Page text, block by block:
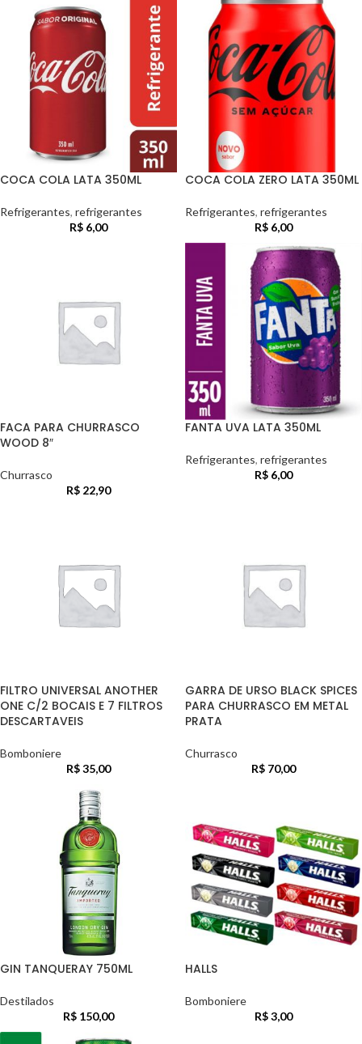
COCA COLA LATA 350ML
Refrigerantes, refrigerantes
R$ 6,00
COCA COLA ZERO LATA 350ML
Refrigerantes, refrigerantes
R$ 6,00
FACA PARA CHURRASCO
WOOD 8″
Churrasco
R$ 22,90
FANTA UVA LATA 350ML
Refrigerantes, refrigerantes
R$ 6,00
FILTRO UNIVERSAL ANOTHER
ONE C/2 BOCAIS E 7 FILTROS
DESCARTAVEIS
Bomboniere
R$35,00
GARRA DE URSO BLACK SPICES
PARA CHURRASCO EM METAL
PRATA
Churrasco
R$ 70,00
GIN TANQUERAY 750ML
Destilados
R$ 150,00
HALLS
Bomboniere
R$3,00